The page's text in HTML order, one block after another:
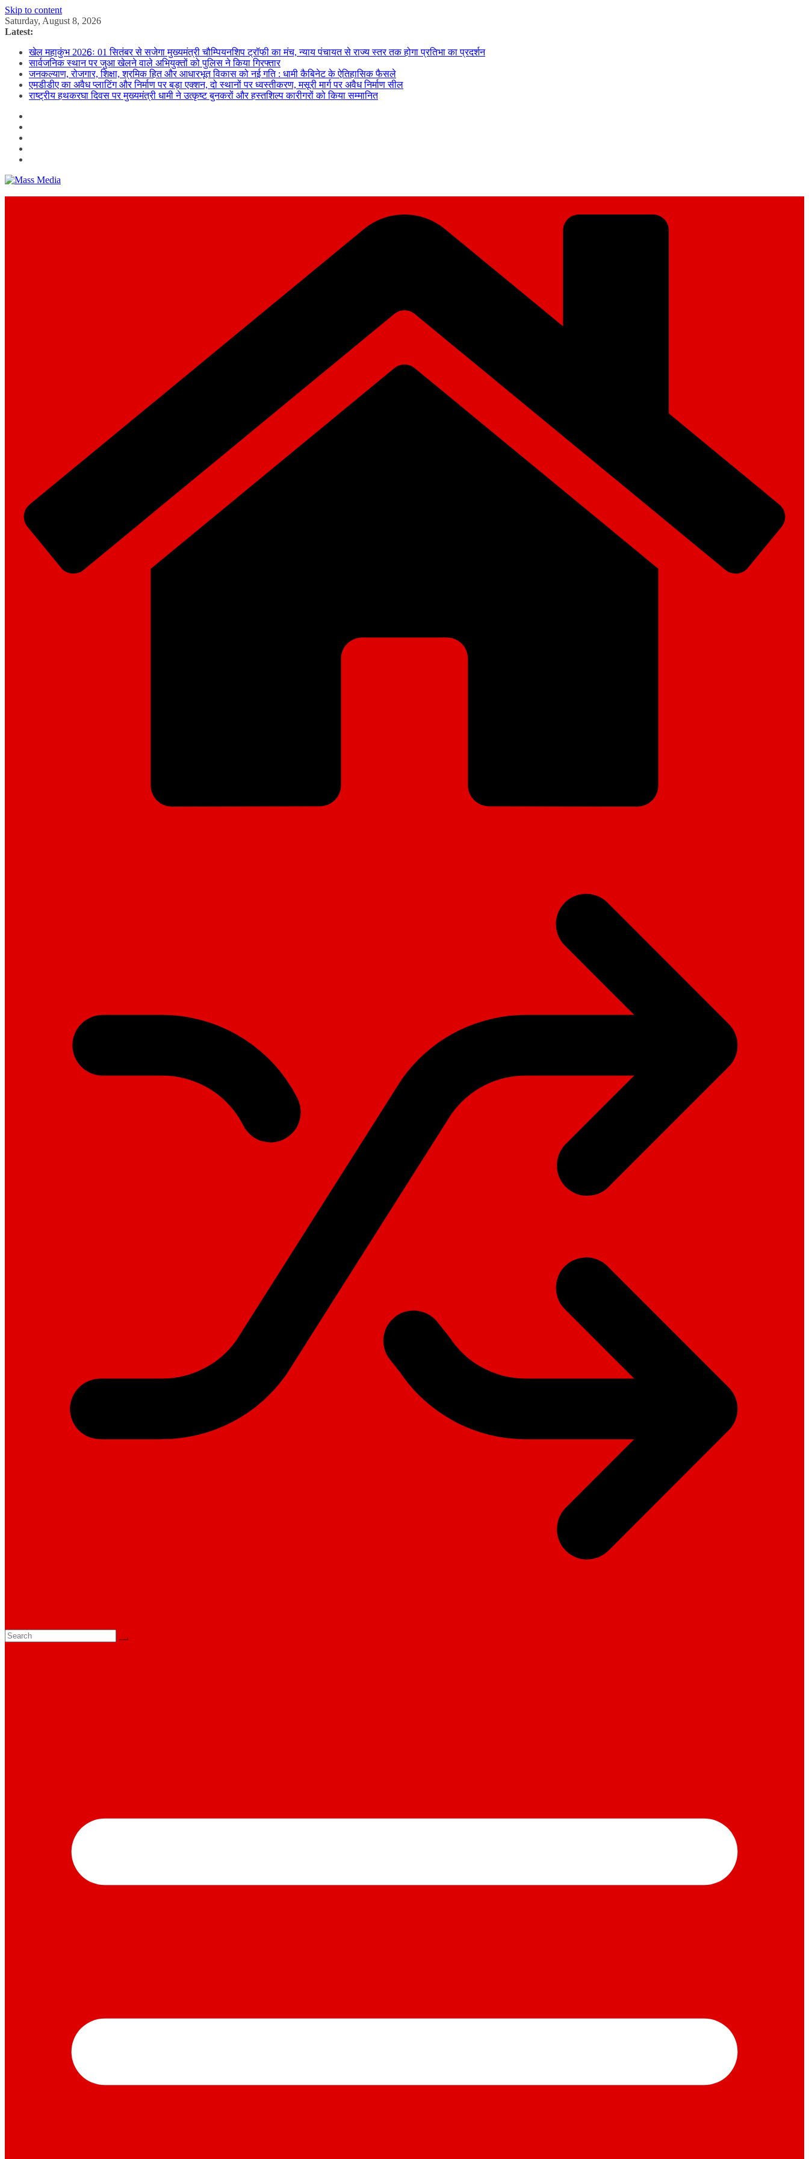
Skip to content
Saturday, August 8, 2026
Latest:
खेल महाकुंभ 2026ः 01 सितंबर से सजेगा मुख्यमंत्री चौम्पियनशिप ट्रॉफी का मंच, न्याय पंचायत से राज्य स्तर तक होगा प्रतिभा का प्रदर्शन
सार्वजनिक स्थान पर जुआ खेलने वाले अभियुक्तों को पुलिस ने किया गिरफ्तार
जनकल्याण, रोजगार, शिक्षा, श्रमिक हित और आधारभूत विकास को नई गति : धामी कैबिनेट के ऐतिहासिक फैसले
एमडीडीए का अवैध प्लाटिंग और निर्माण पर बड़ा एक्शन, दो स्थानों पर ध्वस्तीकरण, मसूरी मार्ग पर अवैध निर्माण सील
राष्ट्रीय हथकरघा दिवस पर मुख्यमंत्री धामी ने उत्कृष्ट बुनकरों और हस्तशिल्प कारीगरों को किया सम्मानित